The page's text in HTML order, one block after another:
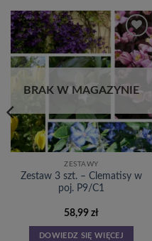
Dodaj
do
listy
BRAK W MAGAZYNIE
ZESTAWY
Zestaw 3 szt. – Clematisy w
poj. P9/C1
58,99 zł
DOWIEDZ SIĘ WIĘCEJ